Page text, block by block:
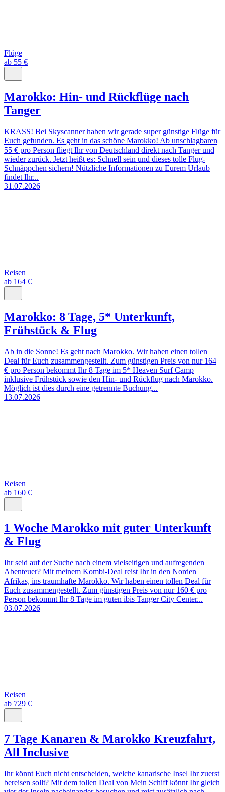
Flüge
ab 55 €
Marokko: Hin- und Rückflüge nach
Tanger
KRASS! Bei Skyscanner haben wir gerade super günstige Flüge für
Euch gefunden. Es geht in das schöne Marokko! Ab unschlagbaren
55 € pro Person fliegt Ihr von Deutschland direkt nach Tanger und
wieder zurück. Jetzt heißt es: Schnell sein und dieses tolle Flug-
Schnäppchen sichern! Nützliche Informationen zu Eurem Urlaub
findet Ihr...
31.07.2026
Reisen
ab 164 €
Marokko: 8 Tage, 5* Unterkunft,
Frühstück & Flug
Ab in die Sonne! Es geht nach Marokko. Wir haben einen tollen
Deal für Euch zusammengestellt. Zum günstigen Preis von nur 164
€ pro Person bekommt Ihr 8 Tage im 5* Heaven Surf Camp
inklusive Frühstück sowie den Hin- und Rückflug nach Marokko.
Möglich ist dies durch eine getrennte Buchung...
13.07.2026
Reisen
ab 160 €
1 Woche Marokko mit guter Unterkunft
& Flug
Ihr seid auf der Suche nach einem vielseitigen und aufregenden
Abenteuer? Mit meinem Kombi-Deal reist Ihr in den Norden
Afrikas, ins traumhafte Marokko. Wir haben einen tollen Deal für
Euch zusammengestellt. Zum günstigen Preis von nur 160 € pro
Person bekommt Ihr 8 Tage im guten ibis Tanger City Center...
03.07.2026
Reisen
ab 729 €
7 Tage Kanaren & Marokko Kreuzfahrt,
All Inclusive
Ihr könnt Euch nicht entscheiden, welche kanarische Insel Ihr zuerst
bereisen sollt? Mit dem tollen Deal von Mein Schiff könnt Ihr gleich